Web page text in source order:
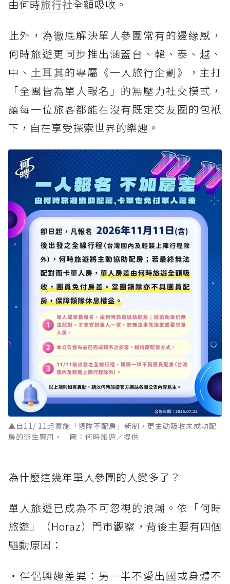
由何時旅行社全額吸收。
此外，為徹底解決單人參團常有的邊緣感，
何時旅遊更同步推出涵蓋台、韓、泰、越、
中、 土耳其的專屬《一人旅行企劃》，主打
「全團皆為單人報名」的無壓力社交模式，
讓每一位旅客都能在沒有既定交友圈的包袱
下，自在享受探索世界的樂趣。
▲自11/ 11起實施「領隊不配房」新制，更主動吸收未成功配
房的衍生費用。 圖：何時旅遊／提供
為什麼這幾年單人參團的人變多了？
單人旅遊已成為不可忽視的浪潮。依「何時
旅遊」（Horaz）門市觀察，背後主要有四個
驅動原因：
・伴侶興趣差異：另一半不愛出國或身體不